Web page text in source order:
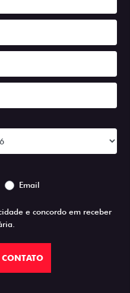
Email
e concordo em receber
CONTATO